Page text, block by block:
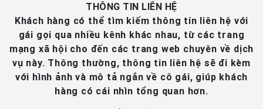
THÔNG TIN LIÊN HỆ
Khách hàng có thể tìm kiếm thông tin liên hệ với
gái gọi qua nhiều kênh khác nhau, từ các trang
mạng xã hội cho đến các trang web chuyên về dịch
vụ này. Thông thường, thông tin liên hệ sẽ đi kèm
với hình ảnh và mô tả ngắn về cô gái, giúp khách
hàng có cái nhìn tổng quan hơn.